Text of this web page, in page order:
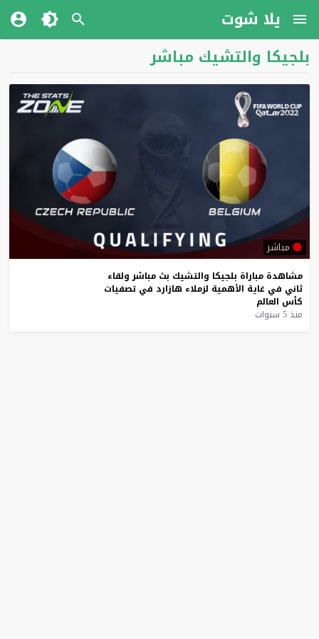
يلا شوت
بلجيكا والتشيك مباشر
مباشر
مشاهدة مباراة بلجيكا والتشيك بث مباشر ولقاء
ثاني في غاية الأهمية لزملاء هازارد في تصفيات
كأس العالم
منذ 5 سنوات